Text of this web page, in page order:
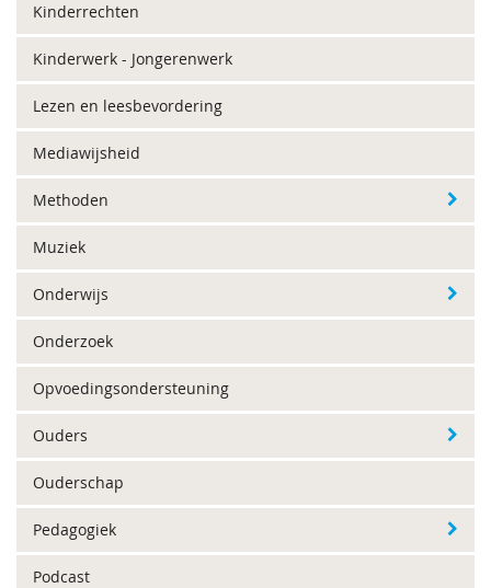
Kinderrechten
Kinderwerk - Jongerenwerk
Lezen en leesbevordering
Mediawijsheid
Methoden
Muziek
Onderwijs
Onderzoek
Opvoedingsondersteuning
Ouders
Ouderschap
Pedagogiek
Podcast